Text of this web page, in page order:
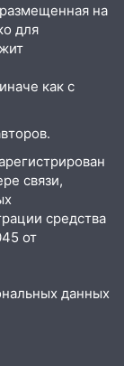
движение
им
на
для
как с
связи,
средства
от
данных